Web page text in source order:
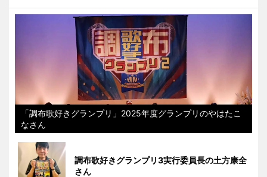
「調布歌好きグランプリ」2025年度グランプリのやはたこ
なさん
調布歌好きグランプリ3実行委員長の土方康全
さん